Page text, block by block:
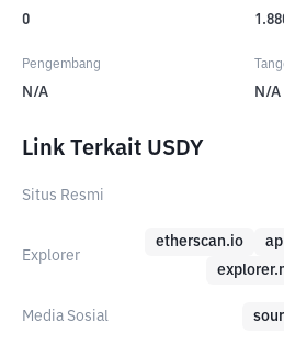
0
Pengembang
N/A N/A
Link Terkait USDY
Situs Resmi
Explorer
etherscan.io
Media Sosial